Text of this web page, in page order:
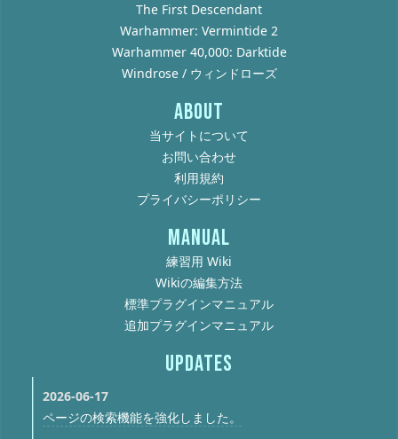
The First Descendant
Warhammer: Vermintide 2
Warhammer 40,000: Darktide
Windrose / ウィンドローズ
ABOUT
当サイトについて
お問い合わせ
利用規約
プライバシーポリシー
MANUAL
練習用 Wiki
Wikiの編集方法
標準プラグインマニュアル
追加プラグインマニュアル
UPDATES
2026-06-17
ページの検索機能を強化しました。